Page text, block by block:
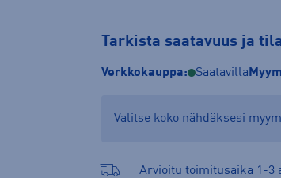
Tarkista saatavuus ja
Verkkokauppa: Saatavilla
Valitse koko nähdäksesi
Arvioitu toimitusaika 1-3